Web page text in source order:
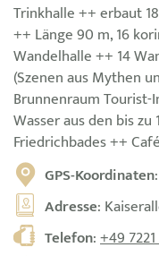
Trinkhalle ++ erbaut
++ Länge 90 m, 16
Wandelhalle ++ 14
(Szenen aus Mythen
Brunnenraum
Wasser aus den bis
Friedrichbades ++
GPS-Koordinaten
Adresse:
Telefon:+49